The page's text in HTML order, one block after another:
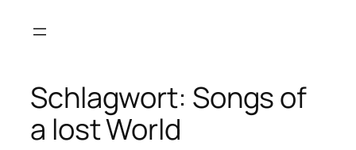
Inhalt
Schlagwort: Songs of
a lost World